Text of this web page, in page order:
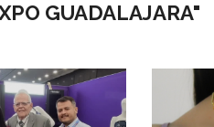
GUADALAJARA"